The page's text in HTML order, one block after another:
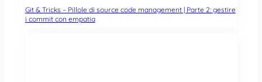
Git & Tricks – Pillole di source code management | Parte 2: gestire
i commit con empatia